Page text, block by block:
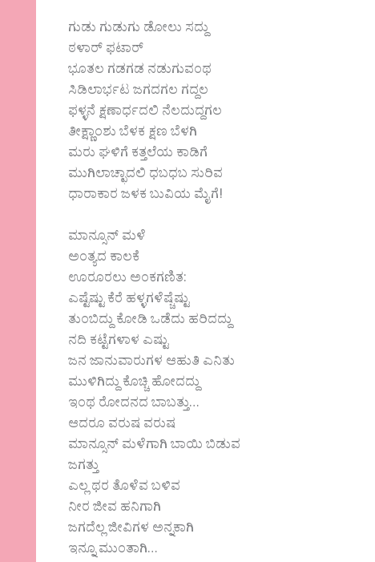
ಗುಡು ಗುಡುಗು ಡೋಲು ಸದ್ದು
ಠಳಾರ್ ಫಟಾರ್
ಭೂತಲ ಗಡಗಡ ನಡುಗುವಂಥ
ಸಿಡಿಲಾರ್ಭಟ ಜಗದಗಲ ಗದ್ದಲ
ಫಳ್ಳನೆ ಕ್ಷಣಾರ್ಧದಲಿ ನೆಲದುದ್ದಗಲ
ತೀಕ್ಷ್ಣಾಂಶು ಬೆಳಕ ಕ್ಷಣ ಬೆಳಗಿ
ಮರು ಘಳಿಗೆ ಕತ್ತಲೆಯ ಕಾಡಿಗೆ
ಮುಗಿಲಾಚ್ಛಾದಲಿ ಧಬಧಬ ಸುರಿವ
ಧಾರಾಕಾರ ಜಳಕ ಬುವಿಯ ಮೈಗೆ!
ಮಾನ್ಸೂನ್ ಮಳೆ
ಅಂತ್ಯದ ಕಾಲಕೆ
ಊರೂರಲು ಅಂಕಗಣಿತ:
ಎಷ್ಟೆಷ್ಟು ಕೆರೆ ಹಳ್ಳಗಳೆಷ್ಚೆಷ್ಟು
ತುಂಬಿದ್ದು ಕೋಡಿ ಒಡೆದು ಹರಿದದ್ದು
ನದಿ ಕಟ್ಟೆಗಳಾಳ ಎಷ್ಟು
ಜನ ಜಾನುವಾರುಗಳ ಆಹುತಿ ಎನಿತು
ಮುಳಿಗಿದ್ದು ಕೊಚ್ಚಿ ಹೋದದ್ದು
ಇಂಥ ರೋದನದ ಬಾಬತ್ತು…
ಆದರೂ ವರುಷ ವರುಷ
ಮಾನ್ಸೂನ್ ಮಳೆಗಾಗಿ ಬಾಯಿ ಬಿಡುವ
ಜಗತ್ತು
ಎಲ್ಲ ಥರ ತೊಳೆವ ಬಳಿವ
ನೀರ ಜೀವ ಹನಿಗಾಗಿ
ಜಗದೆಲ್ಲ ಜೀವಿಗಳ ಅನ್ನಕಾಗಿ
ಇನ್ನೂ ಮುಂತಾಗಿ…